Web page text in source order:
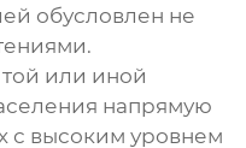
обусловлен не
или иной
напрямую
с высоким уровнем